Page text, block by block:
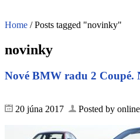
Home /Posts tagged "novinky"
novinky
Nové BMW radu 2
20 júna 2017 Posted by